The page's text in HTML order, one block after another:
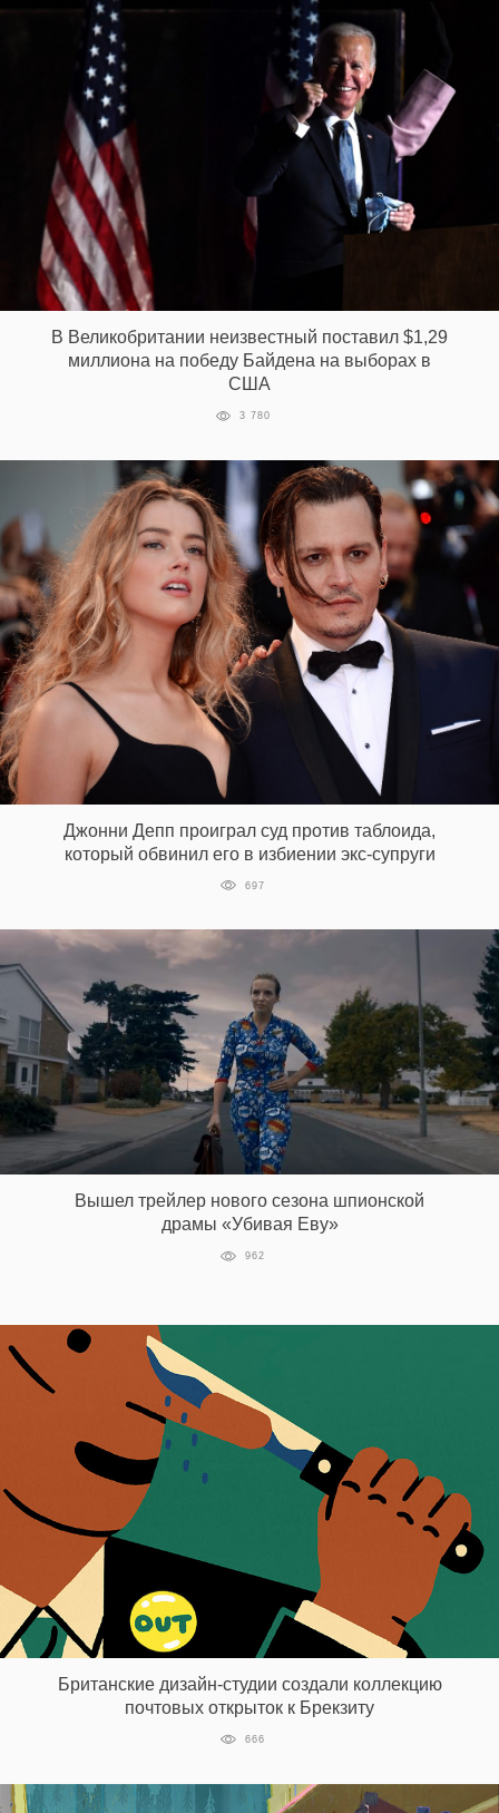
В Великобритании неизвестный поставил $1,29
миллиона на победу Байдена на выборах в
США
3 780
Джонни Депп проиграл суд против таблоида,
который обвинил его в избиении экс-супруги
697
Вышел трейлер нового сезона шпионской
драмы «Убивая Еву»
962
Британские дизайн-студии создали коллекцию
почтовых открыток к Брекзиту
666